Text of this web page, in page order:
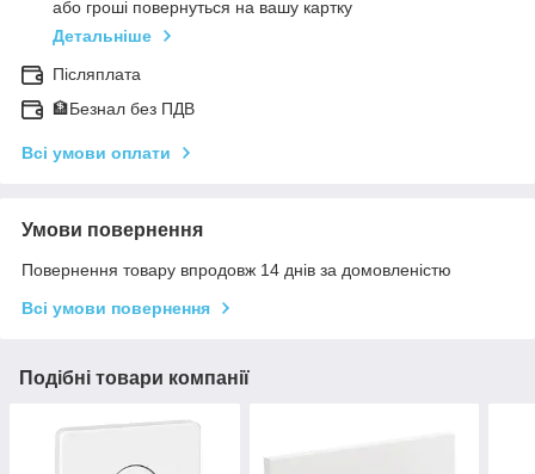
або гроші повернуться на вашу картку
Детальніше
Післяплата
🏦Безнал без ПДВ
Всі умови оплати
Умови повернення
Повернення товару впродовж 14 днів за домовленістю
Всі умови повернення
Подібні товари компанії